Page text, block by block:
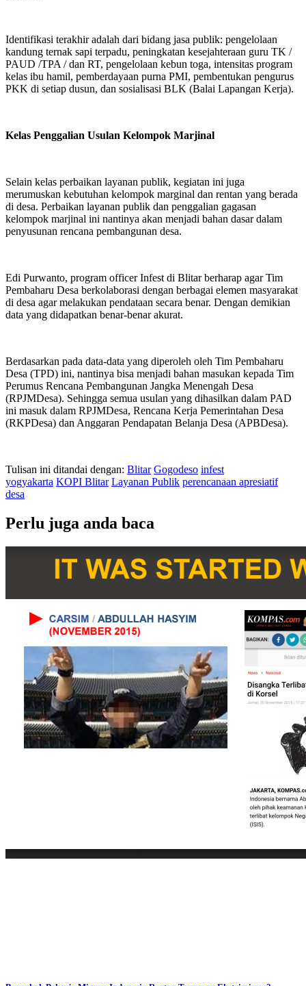
Identifikasi terakhir adalah dari bidang jasa publik: pengelolaan
kandung ternak sapi terpadu, peningkatan kesejahteraan guru TK /
PAUD /TPA / dan RT, pengelolaan kebun toga, intensitas program
kelas ibu hamil, pemberdayaan purna PMI, pembentukan pengurus
PKK di setiap dusun, dan sosialisasi BLK (Balai Lapangan Kerja).
Kelas Penggalian Usulan Kelompok Marjinal
Selain kelas perbaikan layanan publik, kegiatan ini juga
merumuskan kebutuhan kelompok marginal dan rentan yang berada
di desa. Perbaikan layanan publik dan penggalian gagasan
kelompok marjinal ini nantinya akan menjadi bahan dasar dalam
penyusunan rencana pembangunan desa.
Edi Purwanto, program officer Infest di Blitar berharap agar Tim
Pembaharu Desa berkolaborasi dengan berbagai elemen masyarakat
di desa agar melakukan pendataan secara benar. Dengan demikian
data yang didapatkan benar-benar akurat.
Berdasarkan pada data-data yang diperoleh oleh Tim Pembaharu
Desa (TPD) ini, nantinya bisa menjadi bahan masukan kepada Tim
Perumus Rencana Pembangunan Jangka Menengah Desa
(RPJMDesa). Sehingga semua usulan yang dihasilkan dalam PAD
ini masuk dalam RPJMDesa, Rencana Kerja Pemerintahan Desa
(RKPDesa) dan Anggaran Pendapatan Belanja Desa (APBDesa).
Tulisan ini ditandai dengan: Blitar Gogodeso infest
yogyakarta KOPI Blitar Layanan Publik perencanaan apresiatif
desa
Perlu juga anda baca